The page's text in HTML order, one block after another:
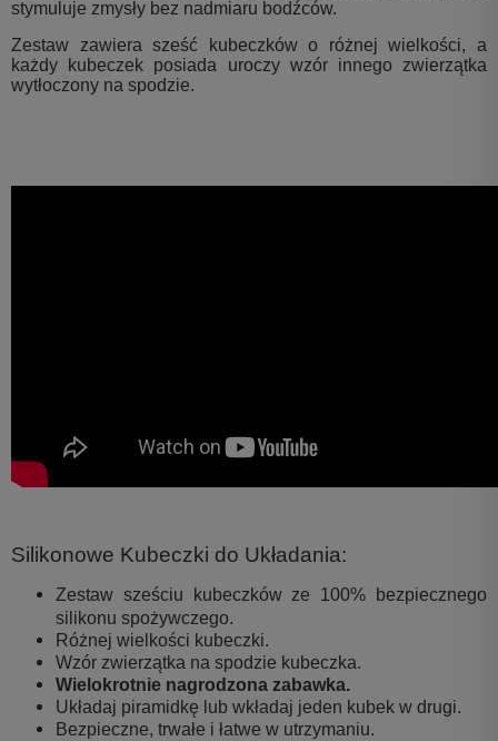
stymuluje zmysły bez nadmiaru bodźców.
Zestaw zawiera sześć kubeczków o różnej wielkości, a
każdy kubeczek posiada uroczy wzór innego zwierzątka
wytłoczony na spodzie.
Silikonowe Kubeczki do Układania:
Zestaw sześciu kubeczków ze 100% bezpiecznego
silikonu spożywczego.
Różnej wielkości kubeczki.
Wzór zwierzątka na spodzie kubeczka.
Wielokrotnie nagrodzona zabawka.
Układaj piramidkę lub wkładaj jeden kubek w drugi.
Bezpieczne, trwałe i łatwe w utrzymaniu.